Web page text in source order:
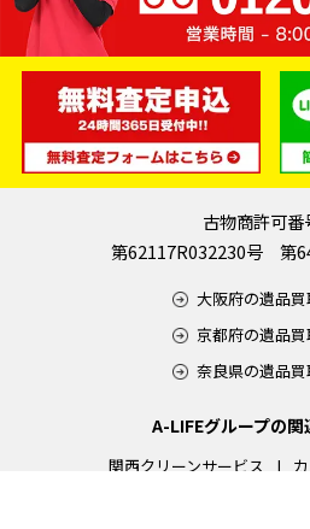
古物商許可
第62117R032230号 第
大阪府の遺品
京都府の遺品
奈良県の遺品
A-LIFEグループの関
関西クリーンサービス